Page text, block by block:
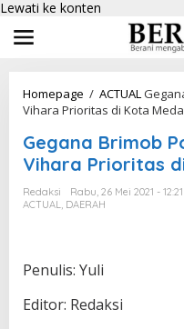
Lewati ke konten
Homepage / ACTUAL
Vihara Prioritas di Kota
Gegana Brimob
Vihara Prioritas
Redaksi
Rabu, 26 Mei 2021 - 12:21
ACTUAL, DAERAH
Penulis: Yuli
Editor: Redaksi